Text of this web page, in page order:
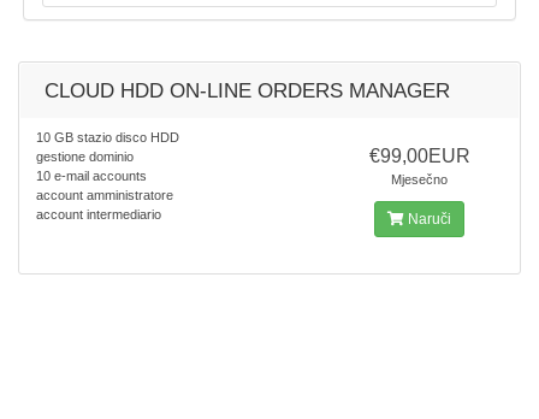
CLOUD HDD ON-LINE ORDERS MANAGER
10 GB stazio disco HDD
gestione dominio
10 e-mail accounts
account amministratore
account intermediario
€99,00EUR
Mjesečno
Naruči